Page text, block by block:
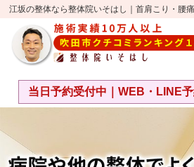
江坂の整体なら整体院いそはし｜首肩こり・腰
当日予約受付中｜WEB・LINE